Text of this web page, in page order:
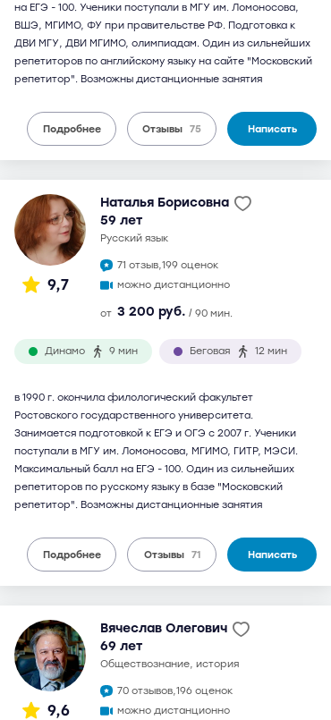
на ЕГЭ - 100. Ученики поступали в МГУ им. Ломоносова,
ВШЭ, МГИМО, ФУ при правительстве РФ. Подготовка к
ДВИ МГУ, ДВИ МГИМО, олимпиадам. Один из сильнейших
репетиторов по английскому языку на сайте "Московский
репетитор". Возможны дистанционные занятия
Подробнее Отзывы 75 Написать
9,7
Наталья Борисовна
59 лет
русский язык
71 отзыв,199 оценок
можно дистанционно
от 3 200 руб. / 90 мин.
Динамо 9 мин Беговая 12 мин
в 1990 г. окончила филологический факультет
Ростовского государственного университета.
Занимается подготовкой к ЕГЭ и ОГЭ с 2007 г. Ученики
поступали в МГУ им. Ломоносова, МГИМО, ГИТР, МЭСИ.
Максимальный балл на ЕГЭ - 100. Один из сильнейших
репетиторов по русскому языку в базе "Московский
репетитор". Возможны дистанционные занятия
Подробнее Отзывы 71 Написать
9,6
Вячеслав Олегович
69 лет
обществознание, история
70 отзывов,196 оценок
можно дистанционно